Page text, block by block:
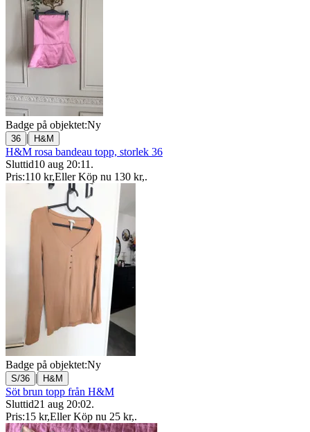
Badge på objektet:Ny
36 | H&M
H&M rosa bandeau topp, storlek 36
Sluttid10 aug 20:11 .
Pris:110 kr,Eller Köp nu 130 kr,.
Badge på objektet:Ny
S/36 | H&M
Söt brun topp från H&M
Sluttid21 aug 20:02.
Pris:15 kr,Eller Köp nu 25 kr,.